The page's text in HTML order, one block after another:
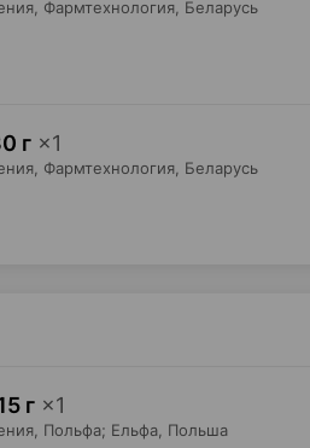
Фармтехнология , Беларусь
г ×1
Фармтехнология , Беларусь
г ×1
Польфа; Ельфа , Польша